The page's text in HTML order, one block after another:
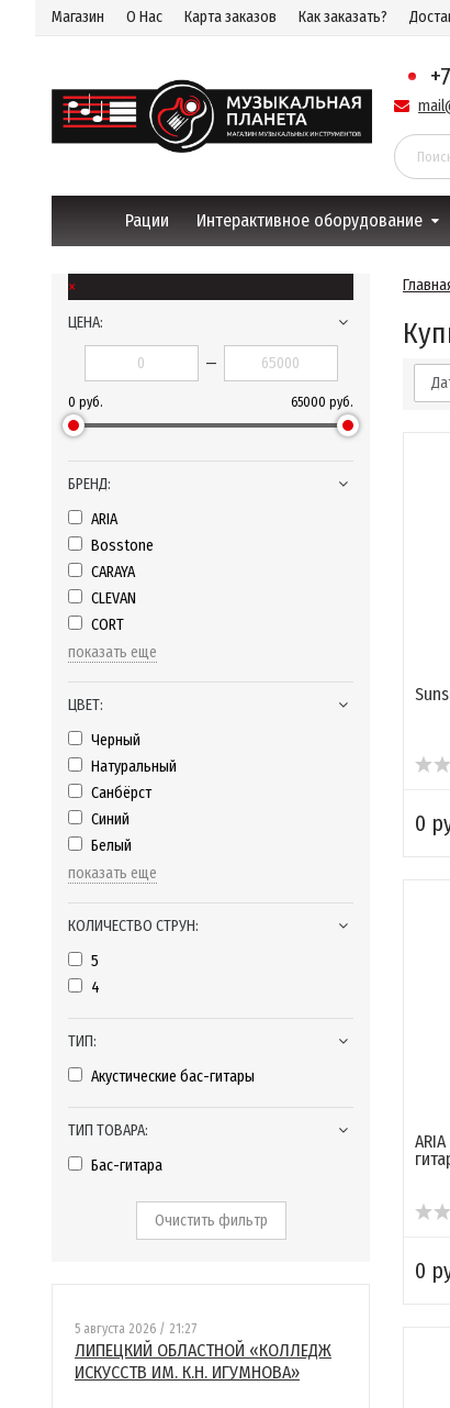
Магазин О Нас Карта заказов Как заказать?
Рации Интерактивное оборудование
×
ЦЕНА:
—
0 руб. 65000 руб.
БРЕНД:
ARIA
Bosstone
CARAYA
CLEVAN
CORT
показать еще
ЦВЕТ:
Черный
Натуральный
Санбёрст
Синий
Белый
показать еще
КОЛИЧЕСТВО СТРУН:
5
4
ТИП:
Акустические бас-гитары
ТИП ТОВАРА:
Бас-гитара
Очистить фильтр
5 августа 2026 / 21:27
ЛИПЕЦКИЙ ОБЛАСТНОЙ «КОЛЛЕДЖ
ИСКУССТВ ИМ. К.Н. ИГУМНОВА»
0
0